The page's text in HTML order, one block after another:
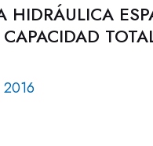
HIDRÁULICA
2016